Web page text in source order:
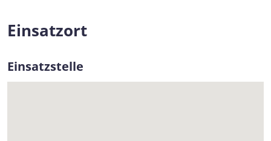
Einsatzort
Einsatzstelle